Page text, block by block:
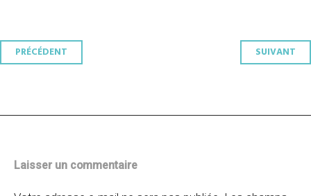
Navigation
PRÉCÉDENT SUIVANT
Laisser un commentaire